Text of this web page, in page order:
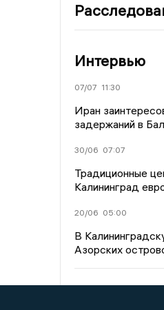
Интервью
07/07 11:30
Иран
задержаний в
30/06 07:07
Традиционные
Калининград
20/06 05:00
В
Азорских